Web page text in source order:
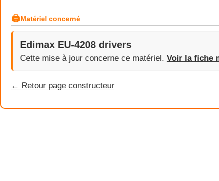
🖨Matériel concerné
Edimax EU-4208 drivers
Cette mise à jour concerne ce matériel. Voir la fiche
← Retour page constructeur